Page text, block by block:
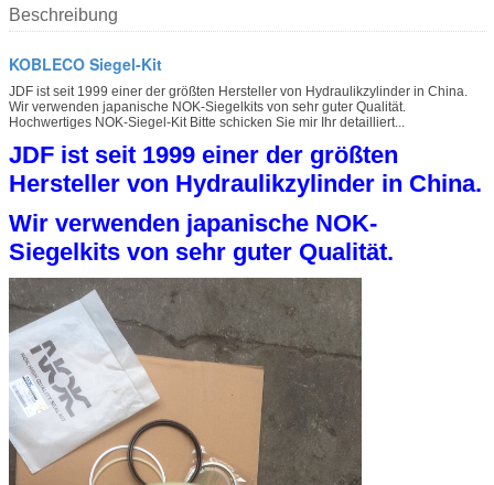
Beschreibung
KOBLECO Siegel-Kit
JDF ist seit 1999 einer der größten Hersteller von Hydraulikzylinder in China.
Wir verwenden japanische NOK-Siegelkits von sehr guter Qualität.
Hochwertiges NOK-Siegel-Kit Bitte schicken Sie mir Ihr detailliert...
JDF ist seit 1999 einer der größten
Hersteller von Hydraulikzylinder in China.
Wir verwenden japanische NOK-
Siegelkits von sehr guter Qualität.